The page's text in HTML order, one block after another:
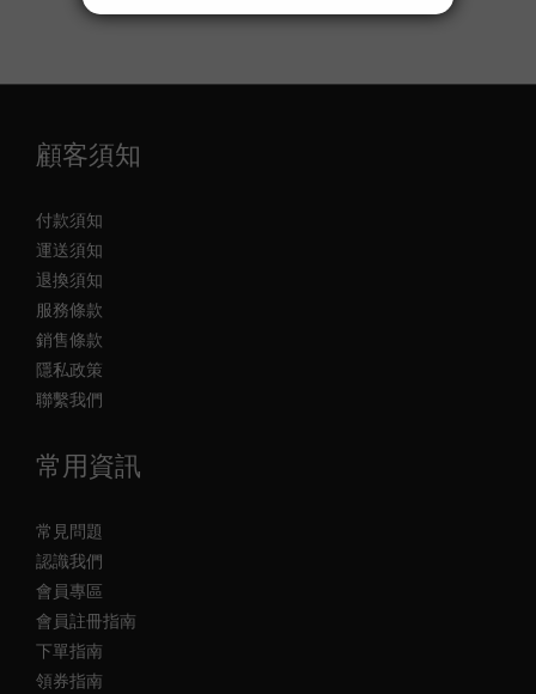
顧客須知
付款須知
運送須知
退換須知
服務條款
銷售條款
隱私政策
聯繫我們
常用資訊
常見問題
認識我們
會員專區
會員註冊指南
下單指南
領券指南